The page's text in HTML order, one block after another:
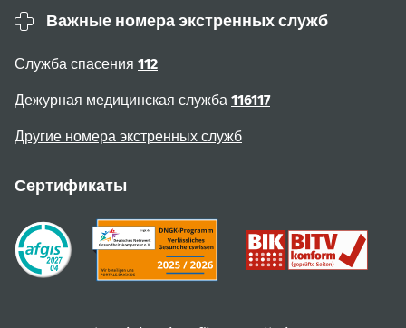
Важные номера экстренных служб
Служба спасения 112
Дежурная медицинская служба 116117
Другие номера экстренных служб
Сертификаты